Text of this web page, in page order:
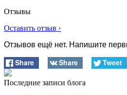
Отзывы
Оставить отзыв ›
Отзывов ещё нет. Напишите
Share Share Tweet
Последние записи блога